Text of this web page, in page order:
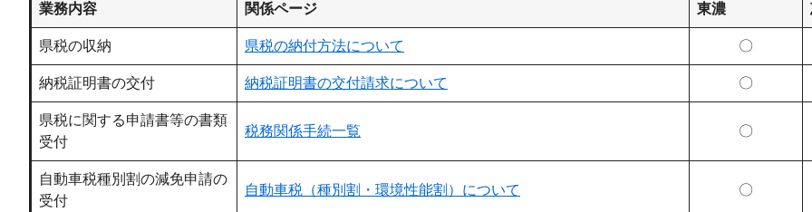
業務内容 関係ページ 東濃
県税の収納 県税の納付方法について 〇
納税証明書の交付 納税証明書の交付請求について 〇
県税に関する申請書等の書類
受付
税務関係手続一覧 〇
自動車税種別割の減免申請の
受付
自動車税（種別割・環境性能割）について 〇